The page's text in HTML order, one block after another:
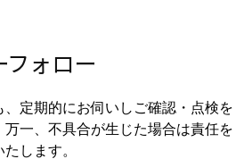
フォロー
、定期的にお伺いしご確認・点検を
万一、不具合が生じた場合は責任を
します。